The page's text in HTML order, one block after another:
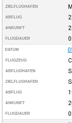
ZIELFLUGHAFEN
ABFLUG
ANKUNFT
FLUGDAUER
DATUM
FLUGZEUG
ABFLUGHAFEN
ZIELFLUGHAFEN
ABFLUG
ANKUNFT
FLUGDAUER